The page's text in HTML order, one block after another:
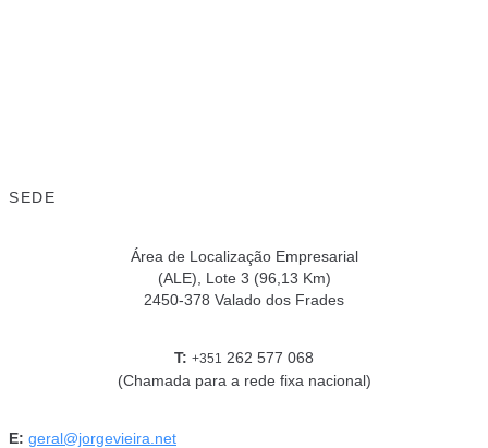
SEDE
Área de Localização Empresarial
(ALE), Lote 3 (96,13 Km)
2450-378 Valado dos Frades
T: +351 262 577 068
(Chamada para a rede fixa nacional)
E: geral@jorgevieira.net